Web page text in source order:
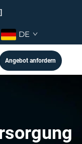
DE
Angebot anfordern